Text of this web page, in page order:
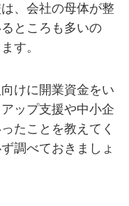
、会社の母体が整
ところも多いの
す。
けに開業資金をい
ップ支援や中小企
たことを教えてく
調べておきましょ